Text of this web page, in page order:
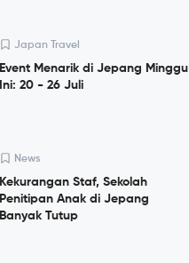
Japan Travel
Event Menarik di Jepang Minggu
Ini: 20 - 26 Juli
News
Kekurangan Staf, Sekolah
Penitipan Anak di Jepang
Banyak Tutup